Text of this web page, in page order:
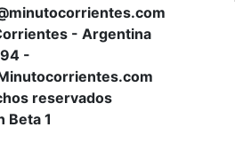
- Argentina
-
reservados
Beta 1